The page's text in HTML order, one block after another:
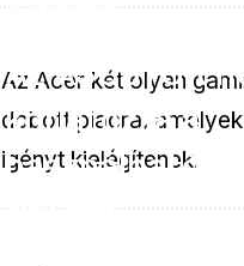
Az Acer két olyan
dobott piacra,
igényt kielégítenek.
Az ASUSTOR
korlátozza a
használható